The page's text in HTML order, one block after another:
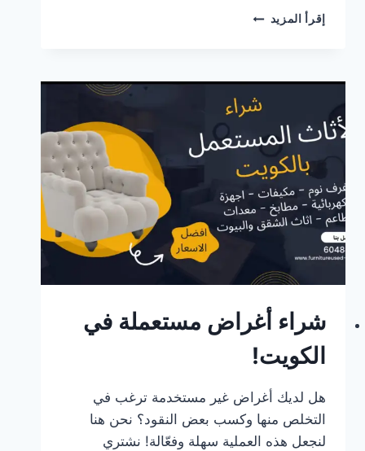
إقرأ المزيد للبيع:
الكويت
شراء أغراض مستعملة في
الكويت!
هل لديك أغراض غير مستخدمة ترغب في
التخلص منها وكسب بعض النقود؟ نحن هنا
لنجعل هذه العملية سهلة وفعّالة! نشتري